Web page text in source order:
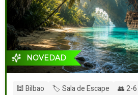
NOVEDAD
🕍 Bilbao 🏷️ Sala de Escape 👥 2-6